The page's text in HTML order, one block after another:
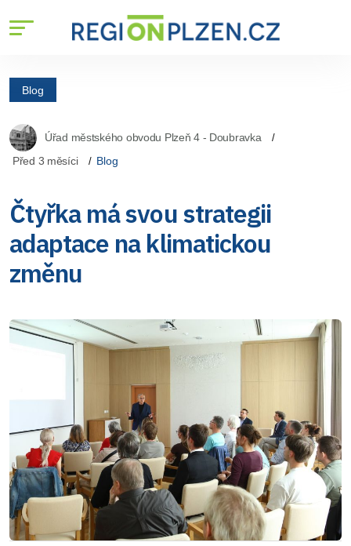
Blog
Úřad městského obvodu Plzeň 4 - Doubravka
Před 3 měsíci
Blog
Čtyřka má svou strategii
adaptace na klimatickou
změnu